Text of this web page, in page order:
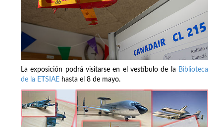
La exposición podrá visitarse en el vestíbulo de la Biblioteca
de la ETSIAE hasta el 8 de mayo.